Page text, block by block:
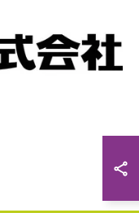
あった予備の
ったので薄暗
がる思いで